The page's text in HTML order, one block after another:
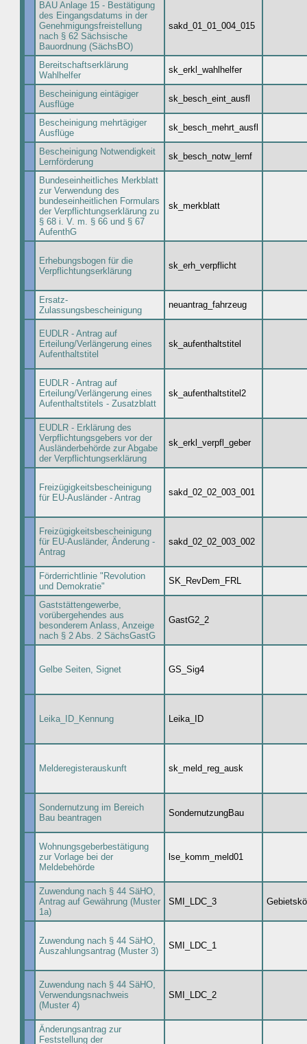
BAU Anlage 15 - Bestätigung
des Eingangsdatums in der
Genehmigungsfreistellung
nach § 62 Sächsische
Bauordnung (SächsBO)
sakd_01_01_004_015
Bereitschaftserklärung
Wahlhelfer
sk_erkl_wahlhelfer
Bescheinigung eintägiger
Ausflüge
sk_besch_eint_ausfl
Bescheinigung mehrtägiger
Ausflüge
sk_besch_mehrt_ausfl
Bescheinigung Notwendigkeit
Lernförderung
sk_besch_notw_lernf
Bundeseinheitliches Merkblatt
zur Verwendung des
bundeseinheitlichen Formulars
der Verpflichtungserklärung zu
§ 68 i. V. m. § 66 und § 67
AufenthG
sk_merkblatt
Erhebungsbogen für die
Verpflichtungserklärung
sk_erh_verpflicht
Ersatz-
Zulassungsbescheinigung
neuantrag_fahrzeug
EUDLR - Antrag auf
Erteilung/Verlängerung eines
Aufenthaltstitel
sk_aufenthaltstitel
EUDLR - Antrag auf
Erteilung/Verlängerung eines
Aufenthaltstitels - Zusatzblatt
sk_aufenthaltstitel2
EUDLR - Erklärung des
Verpflichtungsgebers vor der
Ausländerbehörde zur Abgabe
der Verpflichtungserklärung
sk_erkl_verpfl_geber
Freizügigkeitsbescheinigung
für EU-Ausländer - Antrag
sakd_02_02_003_001
Freizügigkeitsbescheinigung
für EU-Ausländer, Änderung -
Antrag
sakd_02_02_003_002
Förderrichtlinie "Revolution
und Demokratie"
SK_RevDem_FRL
Gaststättengewerbe,
vorübergehendes aus
besonderem Anlass, Anzeige
nach § 2 Abs. 2 SächsGastG
GastG2_2
Gelbe Seiten, Signet GS_Sig4
Leika_ID_Kennung Leika_ID
Melderegisterauskunft sk_meld_reg_ausk
Sondernutzung im Bereich
Bau beantragen
SondernutzungBau
Wohnungsgeberbestätigung
zur Vorlage bei der
Meldebehörde
lse_komm_meld01
Zuwendung nach § 44 SäHO,
Antrag auf Gewährung (Muster
1a)
SMI_LDC_3
Zuwendung nach § 44 SäHO,
Auszahlungsantrag (Muster 3)
SMI_LDC_1
Zuwendung nach § 44 SäHO,
Verwendungsnachweis
(Muster 4)
SMI_LDC_2
Änderungsantrag zur
Feststellung der